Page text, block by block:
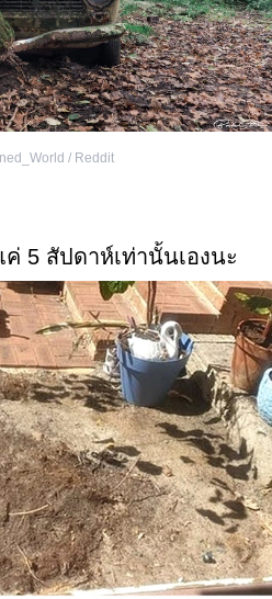
/ Reddit
5 สัปดาห์เท่านั้นเองนะ